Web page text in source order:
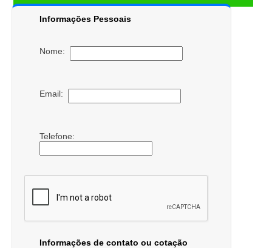
Informações Pessoais
Nome:
Email:
Telefone:
Informações de contato ou cotação